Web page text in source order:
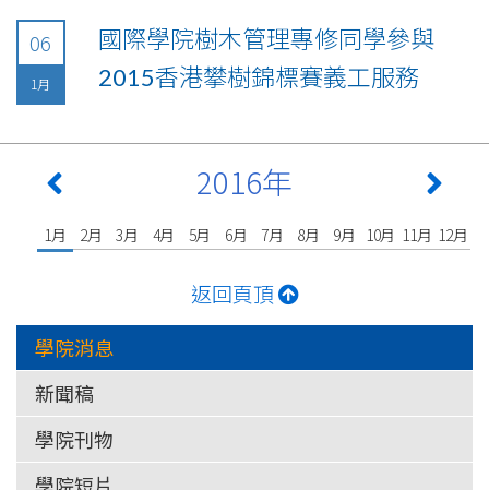
06
1月
國際學院樹木管理專修同學參與
2015香港攀樹錦標賽義工服務‎
2016年
1月 2月 3月 4月 5月 6月 7月 8月 9月 10月 11月 12月
返回頁頂
學院消息
新聞稿
學院刊物